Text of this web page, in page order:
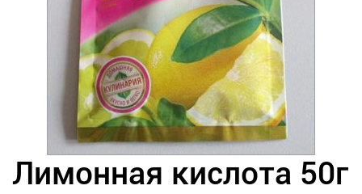
Лимонная кислота 50г